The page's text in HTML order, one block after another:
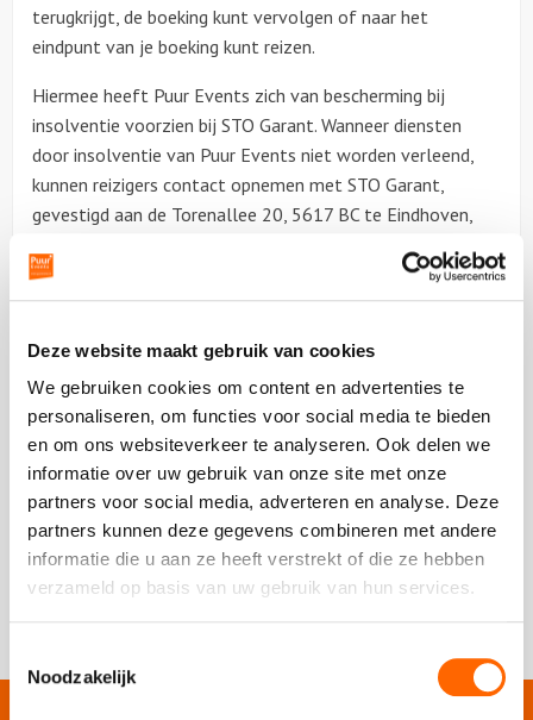
Deze website maakt gebruik van cookies
We gebruiken cookies om content en advertenties te
personaliseren, om functies voor social media te bieden
en om ons websiteverkeer te analyseren. Ook delen we
informatie over uw gebruik van onze site met onze
partners voor social media, adverteren en analyse. Deze
partners kunnen deze gegevens combineren met andere
informatie die u aan ze heeft verstrekt of die ze hebben
verzameld op basis van uw gebruik van hun services.
Noodzakelijk
terugkrijgt, de boeking kunt vervolgen of naar het
eindpunt van je boeking kunt reizen.
Hiermee heeft Puur Events zich van bescherming bij
insolventie voorzien bij STO Garant. Wanneer diensten
door insolventie van Puur Events niet worden verleend,
kunnen reizigers contact opnemen met STO Garant,
gevestigd aan de Torenallee 20, 5617 BC te Eindhoven,
943.
over pakketreizen.